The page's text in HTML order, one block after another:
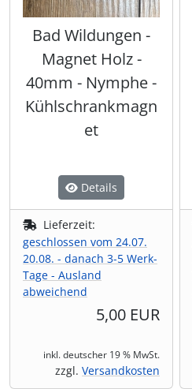
Bad Wildungen -
Magnet Holz -
40mm - Nymphe -
Kühlschrankmagn
et
Details
Lieferzeit:
geschlossen vom 24.07.
20.08. - danach 3-5 Werk-
Tage - Ausland
abweichend
5,00 EUR
inkl. deutscher 19 % MwSt.
zzgl. Versandkosten